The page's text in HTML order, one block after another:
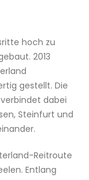
hoch zu
2013
gestellt. Die
dabei
Steinfurt und
Reitroute
Entlang